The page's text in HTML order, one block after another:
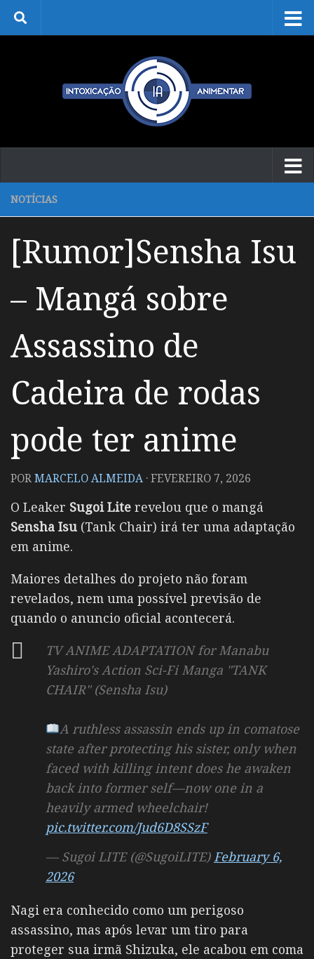
Skip to content
NOTÍCIAS
[Rumor]Sensha Isu
– Mangá sobre
Assassino de
Cadeira de rodas
pode ter anime
PORMARCELO ALMEIDA ·FEVEREIRO 7, 2026
O Leaker Sugoi Lite revelou que o mangá
Sensha Isu (Tank Chair) irá ter uma adaptação
em anime.
Maiores detalhes do projeto não foram
revelados, nem uma possível previsão de
quando o anuncio oficial acontecerá.
TV ANIME ADAPTATION for Manabu
Yashiro's Action Sci-Fi Manga "TANK
CHAIR" (Sensha Isu)
A ruthless assassin ends up in comatose
state after protecting his sister, only when
faced with killing intent does he awaken
back into former self—now one in a
heavily armed wheelchair!
pic.twitter.com/Jud6D8SSzF
— Sugoi LITE (@SugoiLITE) February 6,
2026
Nagi era conhecido como um perigoso
assassino, mas após levar um tiro para
proteger sua irmã Shizuka, ele acabou em coma